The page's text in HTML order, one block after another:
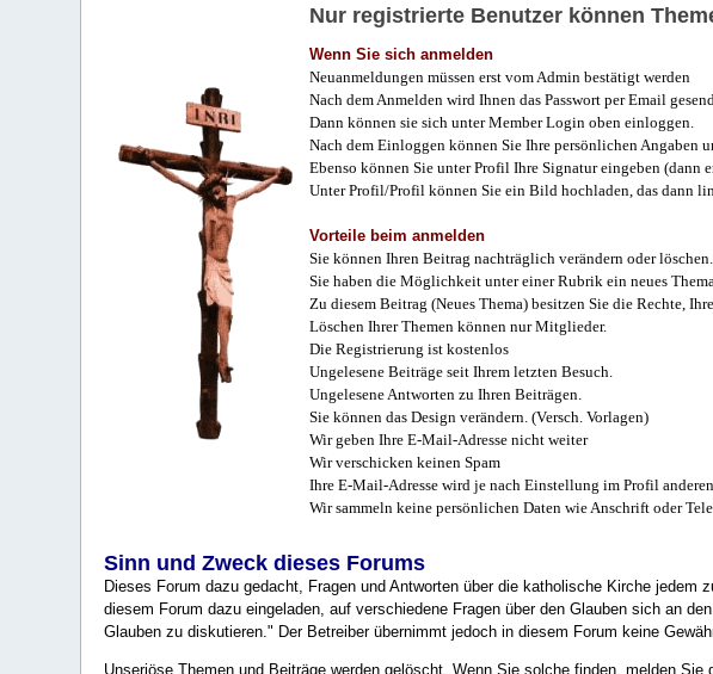
Nur registrierte Benutzer können
Wenn Sie sich anmelden
Neuanmeldungen müssen erst vom Admin bestätigt werden
Nach dem Anmelden wird Ihnen das Passwort per Email
Dann können sie sich unter Member Login oben einloggen.
Nach dem Einloggen können Sie Ihre persönlichen Angaben
Ebenso können Sie unter Profil Ihre Signatur eingeben (dann
Unter Profil/Profil können Sie ein Bild hochladen, das dann
Vorteile beim anmelden
Sie können Ihren Beitrag nachträglich verändern oder löschen.
Sie haben die Möglichkeit unter einer Rubrik ein neues Thema
Zu diesem Beitrag (Neues Thema) besitzen Sie die Rechte,
Löschen Ihrer Themen können nur Mitglieder.
Die Registrierung ist kostenlos
Ungelesene Beiträge seit Ihrem letzten Besuch.
Ungelesene Antworten zu Ihren Beiträgen.
Sie können das Design verändern. (Versch. Vorlagen)
Wir geben Ihre E-Mail-Adresse nicht weiter
Wir verschicken keinen Spam
Ihre E-Mail-Adresse wird je nach Einstellung im Profil
Wir sammeln keine persönlichen Daten wie Anschrift oder
Sinn und Zweck dieses Forums
Dieses Forum dazu gedacht, Fragen und Antworten über die katholische Kirche
diesem Forum dazu eingeladen, auf verschiedene Fragen über den Glauben sich an
Glauben zu diskutieren." Der Betreiber übernimmt jedoch in diesem Forum keine
Unseriöse Themen und Beiträge werden gelöscht. Wenn Sie solche finden, melden